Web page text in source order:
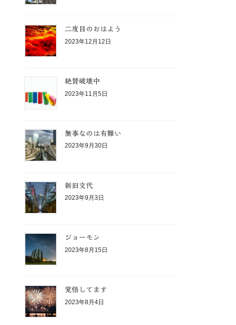
二度目のおはよう
2023年12月12日
絶賛破壊中
2023年11月5日
無事なのは有難い
2023年9月30日
新旧交代
2023年9月3日
ジョーモン
2023年8月15日
覚悟してます
2023年8月4日